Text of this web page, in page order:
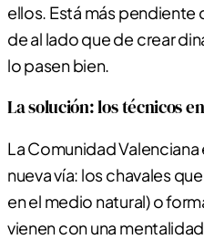
ellos. Está más pendiente
de al lado que de crear
lo pasen bien.
La solución: los técnicos
La Comunidad
nueva vía: los chavales
en el medio natural) o
vienen con una